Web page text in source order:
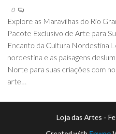
0
Explore as Maravilhas do Rio
Pacote Exclusivo de Arte para
Encanto da Cultura Nordestina
nordestina e as paisagens
Norte para suas criações com
arte…
Loja das Artes -